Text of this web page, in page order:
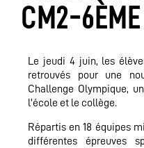
CM2-
Le jeudi 4 juin, les
retrouvés pour une
Challenge Olympique,
l’école et le collège.
Répartis en 18 équipes
différentes épreuves